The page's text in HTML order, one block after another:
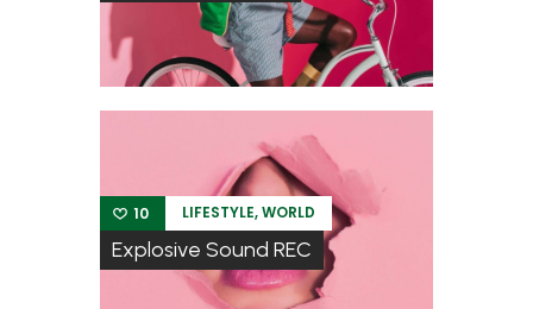
10 LIFESTYLE,WORLD
Explosive Sound REC